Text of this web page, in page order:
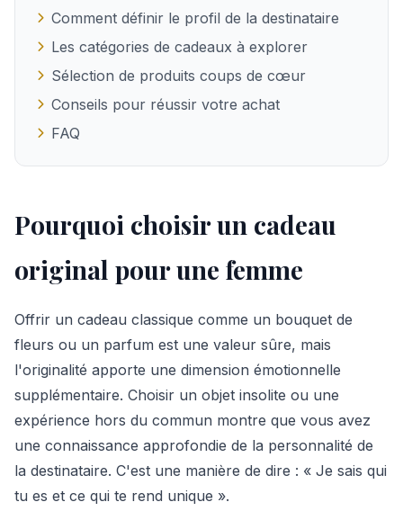
Comment définir le profil de la destinataire
Les catégories de cadeaux à explorer
Sélection de produits coups de cœur
Conseils pour réussir votre achat
FAQ
Pourquoi choisir un cadeau
original pour une femme
Offrir un cadeau classique comme un bouquet de
fleurs ou un parfum est une valeur sûre, mais
l'originalité apporte une dimension émotionnelle
supplémentaire. Choisir un objet insolite ou une
expérience hors du commun montre que vous avez
une connaissance approfondie de la personnalité de
la destinataire. C'est une manière de dire : « Je sais qui
tu es et ce qui te rend unique ».